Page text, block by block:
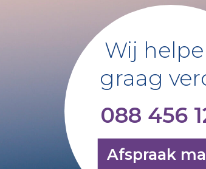
Wij
graag
088 456
Afspraak